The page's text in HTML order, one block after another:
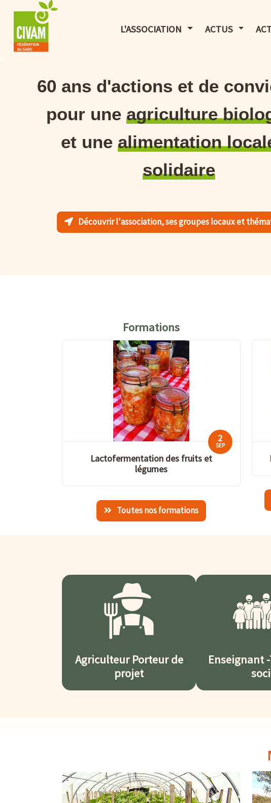
L'ASSOCIATION AFFICHER LE MENU
ACTUS
60 ans d'actions et de
pour uneagriculture
et une alimentation
solidaire
Découvrir l'association, ses groupes locaux et
Formations
Lactofermentation des fruits et
légumes
2
SEP
Toutes nos formations
Agriculteur Porteur de
projet
Enseignant